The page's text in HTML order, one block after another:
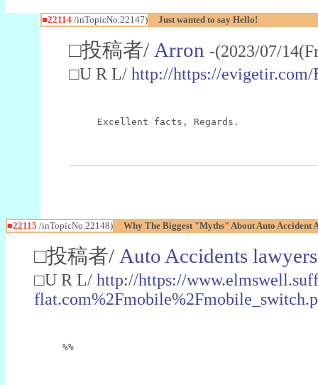
■22114/inTopicNo.22147) Just wanted to say Hello!
□投稿者/ Arron -(2023/07/
□U R L/ http://https://
Excellent facts, Regards.
■22115 /inTopicNo.22148) Why The Biggest "Myths" About Auto Accident
□投稿者/ Auto Accidents lawyers
□U R L/ http://https://
%%